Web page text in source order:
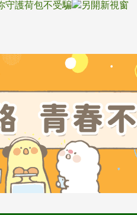
守護荷包不受騙